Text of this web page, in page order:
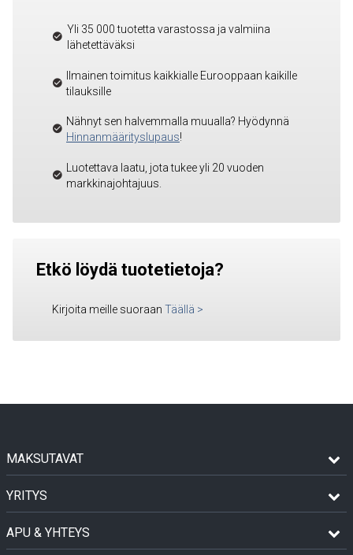
Yli 35 000 tuotetta varastossa ja valmiina
lähetettäväksi
Ilmainen toimitus kaikkialle Eurooppaan kaikille
tilauksille
Nähnyt sen halvemmalla muualla? Hyödynnä
Hinnanmäärityslupaus!
Luotettava laatu, jota tukee yli 20 vuoden
markkinajohtajuus.
Etkö löydä tuotetietoja?
Kirjoita meille suoraan Täällä >
MAKSUTAVAT
YRITYS
APU & YHTEYS